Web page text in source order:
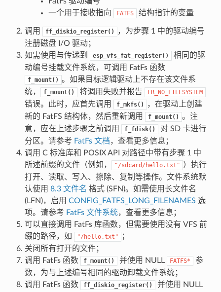
一个用于接收指向
FATFS 结构指针的变量
调用 ff_diskio_register()
，为步骤 1 中的驱动编号
注册磁盘 I/O 驱动；
如需使用与传递到
esp_vfs_fat_register()
相同的驱
动编号挂载文件系统，可调用 FatFs 函数
f_mount() 。如果目标逻辑驱动上不存在该文件系
统，
f_mount() 将调用失败并报告 FR_NO_FILESYSTEM
错误。此时，应首先调用 f_mkfs()
，在驱动上创建
新的 FatFS 结构体，然后重新调用
f_mount() 。注
意，应在上述步骤之前调用
f_fdisk()
对 SD 卡进行
分区。请参考 FatFs 文档，查看更多信息；
调用 C 标准库和 POSIX API 对路径中带有步骤 1 中
所述前缀的文件（例如，
"/sdcard/hello.txt"
）执行
打开、读取、写入、擦除、复制等操作。文件系统默
认使用 8.3 文件名 格式 (SFN)。如需使用长文件名
(LFN)，启用 CONFIG_FATFS_LONG_FILENAMES 选
项。请参考 FatFs 文件系统，查看更多信息；
可以直接调用 FatFs 库函数，但需要使用没有 VFS 前
缀的路径，如
"/hello.txt"
；
关闭所有打开的文件；
调用 FatFs 函数
f_mount() 并使用 NULL FATFS*
参
数，为与上述编号相同的驱动卸载文件系统；
调用 FatFs 函数
ff_diskio_register() 并使用 NULL